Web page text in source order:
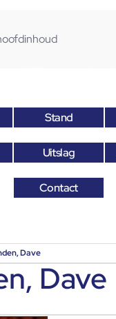
Stand
Uitslag
Contact
Dave
Dave